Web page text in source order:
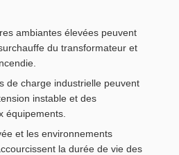
ambiantes élevées peuvent
du transformateur et
de charge industrielle peuvent
instable et des
équipements.
et les environnements
la durée de vie des